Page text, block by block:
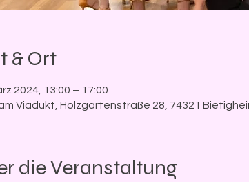
& Ort
2024, 13:00 – 17:00
Viadukt, Holzgartenstraße 28, 74321
die Veranstaltung